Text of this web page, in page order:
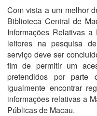
Com vista a um melhor
Biblioteca Central de
Informações Relativas
leitores na pesquisa
serviço deve ser
fim de permitir um
pretendidos por parte
igualmente encontrar
informações relativas a
Públicas de Macau.